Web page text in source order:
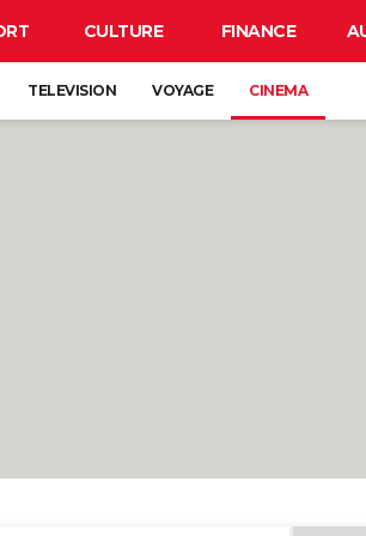
CULTURE FINANCE
TELEVISION VOYAGE CINEMA